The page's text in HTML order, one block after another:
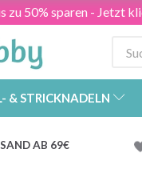
zu 50% sparen - Jetzt
& STRICKNADELN
AB 69€